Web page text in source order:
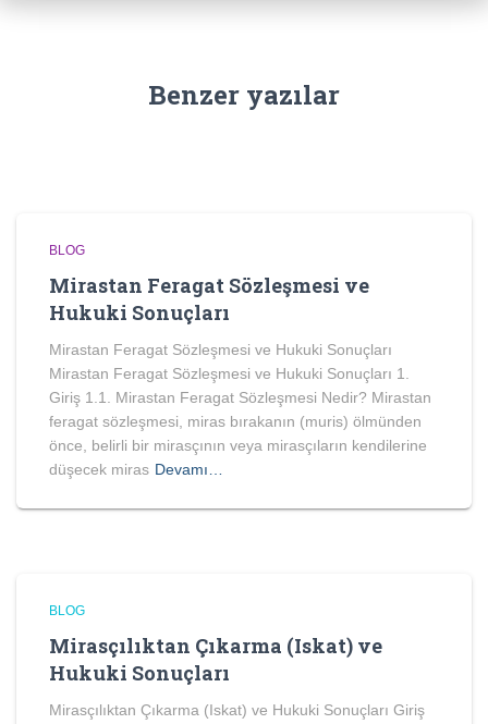
Benzer yazılar
BLOG
Mirastan Feragat Sözleşmesi ve
Hukuki Sonuçları
Mirastan Feragat Sözleşmesi ve Hukuki Sonuçları
Mirastan Feragat Sözleşmesi ve Hukuki Sonuçları 1.
Giriş 1.1. Mirastan Feragat Sözleşmesi Nedir? Mirastan
feragat sözleşmesi, miras bırakanın (muris) ölmünden
önce, belirli bir mirasçının veya mirasçıların kendilerine
düşecek miras Devamı…
BLOG
Mirasçılıktan Çıkarma (Iskat) ve
Hukuki Sonuçları
Mirasçılıktan Çıkarma (Iskat) ve Hukuki Sonuçları Giriş